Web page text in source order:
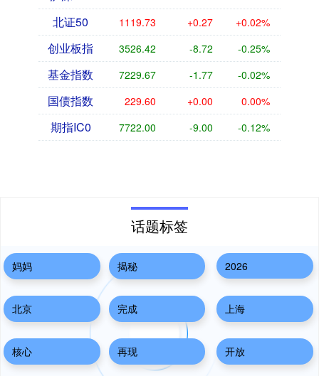
北证50 1119.73 +0.27 +0.02%
创业板指 3526.42 -8.72 -0.25%
基金指数 7229.67 -1.77 -0.02%
国债指数 229.60 +0.00 0.00%
期指IC0 7722.00 -9.00 -0.12%
话题标签
妈妈 揭秘 2026
北京 完成 上海
核心 再现 开放